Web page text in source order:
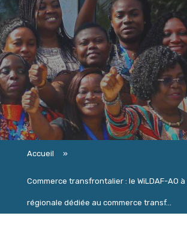
Accueil »
Commerce transfrontalier : le WiLDAF-AO
régionale dédiée au commerce transf...